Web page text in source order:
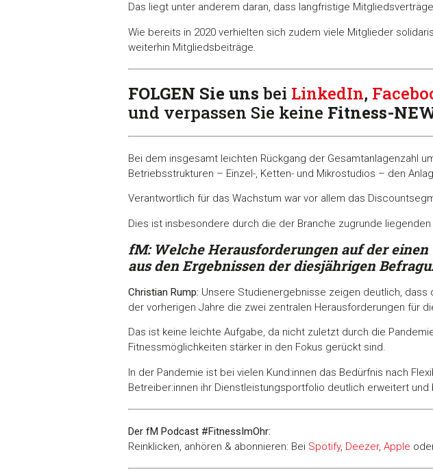
Das liegt unter anderem daran, dass langfristige
Wie bereits in 2020 verhielten sich zudem viele Mitglieder
weiterhin Mitgliedsbeiträge.
FOLGEN Sie uns bei LinkedIn,
und verpassen Sie keine Fitness-
Bei dem insgesamt leichten Rückgang der Gesamtanlagenzahl
Betriebsstrukturen – Einzel-, Ketten- und Mikrostudios – den
Verantwortlich für das Wachstum war vor allem das
Dies ist insbesondere durch die der Branche zugrunde
fM: Welche Herausforderungen auf der
aus den Ergebnissen der diesjährigen
Christian Rump: Unsere Studienergebnisse zeigen deutlich, dass
der vorherigen Jahre die zwei zentralen Herausforderungen für
Das ist keine leichte Aufgabe, da nicht zuletzt durch die
Fitnessmöglichkeiten stärker in den Fokus gerückt sind.
In der Pandemie ist bei vielen Kund:innen das Bedürfnis nach
Betreiber:innen ihr Dienstleistungsportfolio deutlich erweitert
Der fM Podcast #FitnessImOhr:
Reinklicken, anhören & abonnieren: Bei Spotify, Deezer, Apple